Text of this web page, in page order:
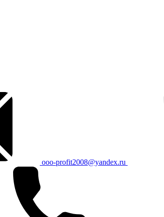
ooo-profit2008@yandex.ru